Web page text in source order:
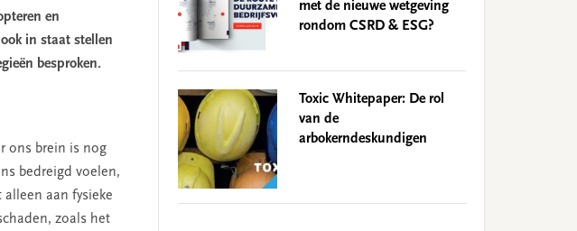
en
in staat stellen
besproken.
ons brein is nog
bedreigd voelen,
aan fysieke
zoals het
met de nieuwe wetgeving
rondom CSRD & ESG?
Toxic Whitepaper: De rol
van de
arbokerndeskundigen